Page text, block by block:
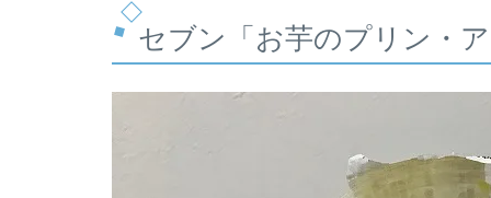
セブン「お芋のプリン・